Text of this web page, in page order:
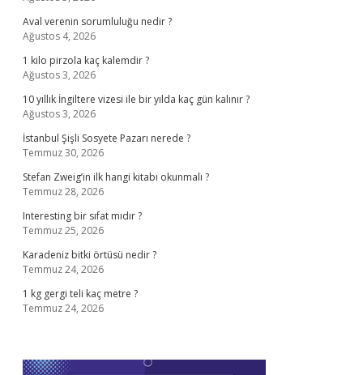
Aval verenin sorumluluğu nedir ?
Ağustos 4, 2026
1 kilo pirzola kaç kalemdir ?
Ağustos 3, 2026
10 yıllık İngiltere vizesi ile bir yılda kaç gün kalınır ?
Ağustos 3, 2026
İstanbul Şişli Sosyete Pazarı nerede ?
Temmuz 30, 2026
Stefan Zweig’in ilk hangi kitabı okunmalı ?
Temmuz 28, 2026
Interesting bir sıfat mıdır ?
Temmuz 25, 2026
Karadeniz bitki örtüsü nedir ?
Temmuz 24, 2026
1 kg gergi teli kaç metre ?
Temmuz 24, 2026